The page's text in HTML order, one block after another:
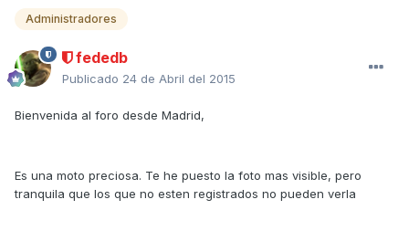
Administradores
fededb
Publicado 24 de Abril del 2015
Bienvenida al foro desde Madrid,
Es una moto preciosa. Te he puesto la foto mas visible, pero
tranquila que los que no esten registrados no pueden verla